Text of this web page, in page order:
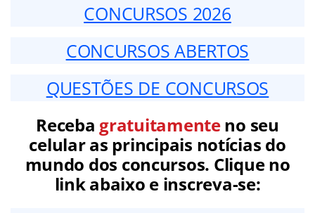
CONCURSOS 2026
CONCURSOS ABERTOS
QUESTÕES DE CONCURSOS
Receba gratuitamenteno seu
celular as principais notícias do
mundo dos concursos. Clique no
link abaixo e inscreva-se: